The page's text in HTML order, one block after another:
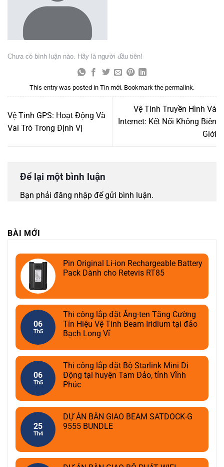
Chưa có bình luận nào. Hãy là người đầu tiên!
This entry was posted in Tin mới. Bookmark the permalink.
Vệ Tinh GPS: Hoạt Động Và
Vai Trò Trong Định Vị
Vệ Tinh Truyền Hình Và
Internet: Kết Nối Không Biên
Giới
Để lại một bình luận
Bạn phải đăng nhập để gửi bình luận.
BÀI MỚI
Pin Original Li-ion Rechargeable Battery
Pack Dành cho Retevis RT85
06
Th5
Thi công lắp đặt Ăng-ten Tăng Cường
Tín Hiệu Vệ Tinh Beam Iridium tại đảo
Bạch Long Vĩ
06
Th5
Thi công lắp đặt Bộ Starlink Mini Di
Động tại huyện Tam Đảo, tỉnh Vĩnh
Phúc
25
Th4
DỰ ÁN BÀN GIAO BEAM SATDOCK-G
9555 BUNDLE